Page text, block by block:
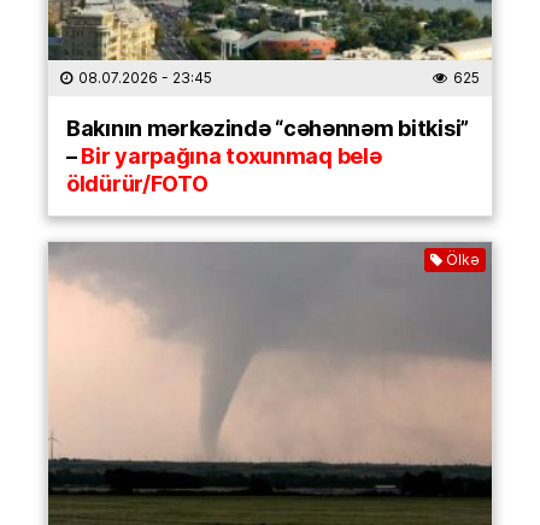
08.07.2026 - 23:45 625
Bakının mərkəzində “cəhənnəm bitkisi”
–Bir yarpağına toxunmaq belə
öldürür/FOTO
Ölkə